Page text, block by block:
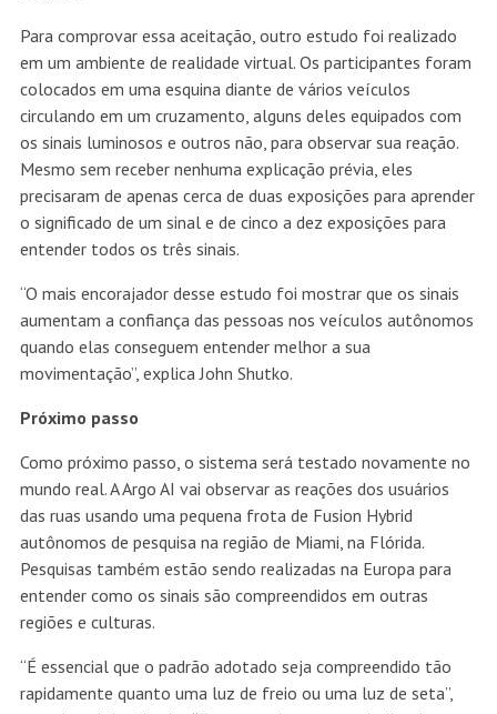
Para comprovar essa aceitação, outro estudo foi realizado
em um ambiente de realidade virtual. Os participantes foram
colocados em uma esquina diante de vários veículos
circulando em um cruzamento, alguns deles equipados com
os sinais luminosos e outros não, para observar sua reação.
Mesmo sem receber nenhuma explicação prévia, eles
precisaram de apenas cerca de duas exposições para aprender
o significado de um sinal e de cinco a dez exposições para
entender todos os três sinais.
“O mais encorajador desse estudo foi mostrar que os sinais
aumentam a confiança das pessoas nos veículos autônomos
quando elas conseguem entender melhor a sua
movimentação”, explica John Shutko.
Próximo passo
Como próximo passo, o sistema será testado novamente no
mundo real. A Argo AI vai observar as reações dos usuários
das ruas usando uma pequena frota de Fusion Hybrid
autônomos de pesquisa na região de Miami, na Flórida.
Pesquisas também estão sendo realizadas na Europa para
entender como os sinais são compreendidos em outras
regiões e culturas.
“É essencial que o padrão adotado seja compreendido tão
rapidamente quanto uma luz de freio ou uma luz de seta”,